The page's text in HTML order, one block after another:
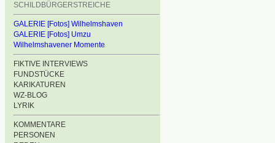
SCHILDBÜRGERSTREICHE
GALERIE [Fotos] Wilhelmshaven
GALERIE [Fotos] Umzu
Wilhelmshavener Momente
FIKTIVE INTERVIEWS
FUNDSTÜCKE
KARIKATUREN
WZ-BLOG
LYRIK
KOMMENTARE
PERSONEN